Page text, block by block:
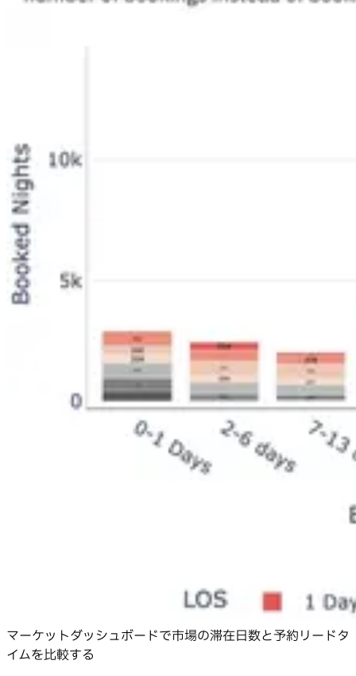
マーケットダッシュボードで市場の滞在日数と予約リードタ
イムを比較する